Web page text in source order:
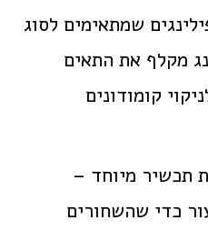
מכן אני עושה 2 פילינגים שמתאימים לסוג
מקלף את התאים
קומודונים
תכשיר מיוחד –
כדי שהשחורים